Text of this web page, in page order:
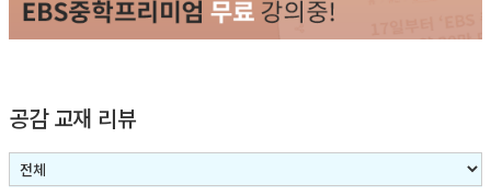
공감 교재 리뷰